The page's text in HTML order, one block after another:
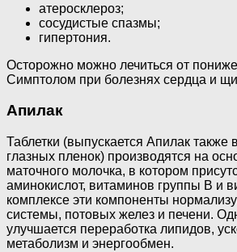
атеросклероз;
сосудистые спазмы;
гипертония.
Осторожно можно лечиться от
Симптолом при болезнях сердца и
Апилак
Таблетки (выпускается Апилак
глазных пленок) производятся на
маточного молочка, в котором
аминокислот, витаминов группы В и
комплексе эти компоненты
системы, потовых желез и печени.
улучшается переработка липидов,
метаболизм и энергообмен.